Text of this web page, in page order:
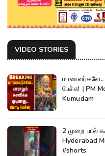
VIDEO STORIES
மாணவர்களே..
பேச்சு! | PM Modi | Students | Education |
Kumudam
2 முறை பால்
Hyderabad
#shorts